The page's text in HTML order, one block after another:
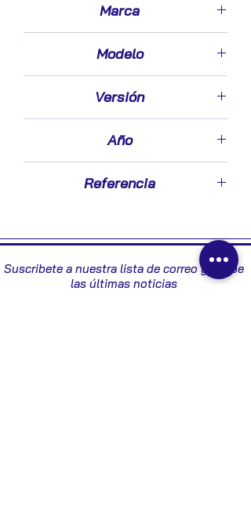
Marca
Modelo
Versión
Año
Referencia
Suscribete a nuestra lista de correo y recibe
las últimas noticias